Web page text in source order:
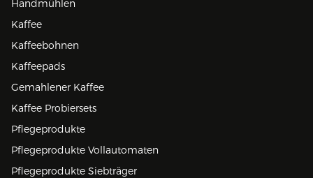
Handmühlen
Kaffee
Kaffeebohnen
Kaffeepads
Gemahlener Kaffee
Kaffee Probiersets
Pflegeprodukte
Pflegeprodukte Vollautomaten
Pflegeprodukte Siebträger